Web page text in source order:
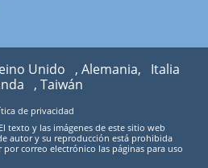
Unido , Alemania,
Italia
, Taiwán
de privacidad
texto y las imágenes de este sitio web
autor y su reproducción está prohibida
correo electrónico las páginas para uso